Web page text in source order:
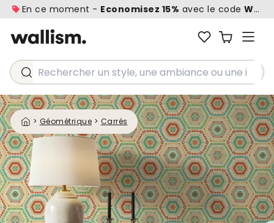
En ce moment - Economisez 15% avec le code
Rechercher un style, une ambiance ou une idée...
> Géométrique > Carrés